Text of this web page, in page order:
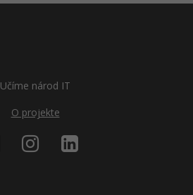
Učíme národ IT
O projekte